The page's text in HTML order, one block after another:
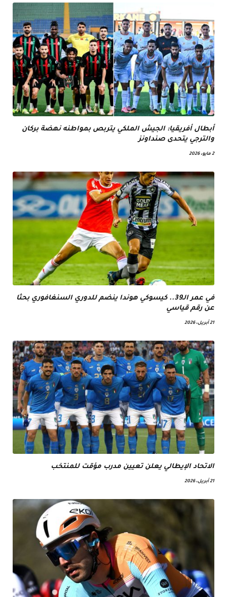
أبطال أفريقيا: الجيش الملكي يتربص بمواطنه نهضة بركان
والترجي يتحدى صنداونز
2 مايو، 2026
في عمر الـ39.. كيسوكي هوندا ينضم للدوري السنغافوري بحثا
عن رقم قياسي
21 أبريل، 2026
الاتحاد الإيطالي يعلن تعيين مدرب مؤقت للمنتخب
21 أبريل، 2026